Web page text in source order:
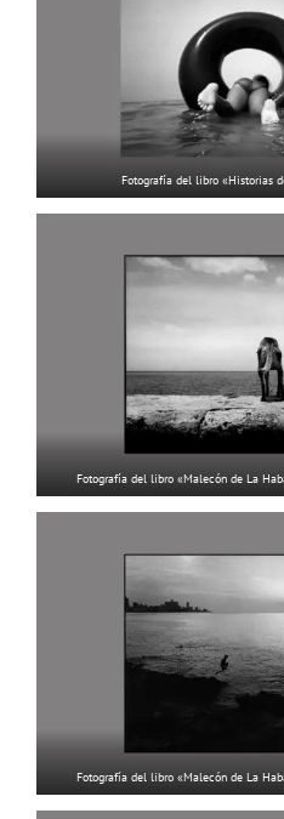
Fotografía del libro «Historias
Fotografía del libro «Malecón de La
Fotografía del libro «Malecón de La